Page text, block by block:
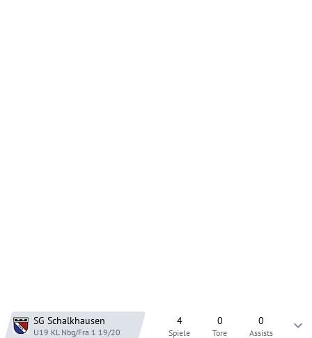
SG Schalkhausen
U19 KL Nbg/Fra 1 19/20
4
Spiele
0
Tore
0
Assists